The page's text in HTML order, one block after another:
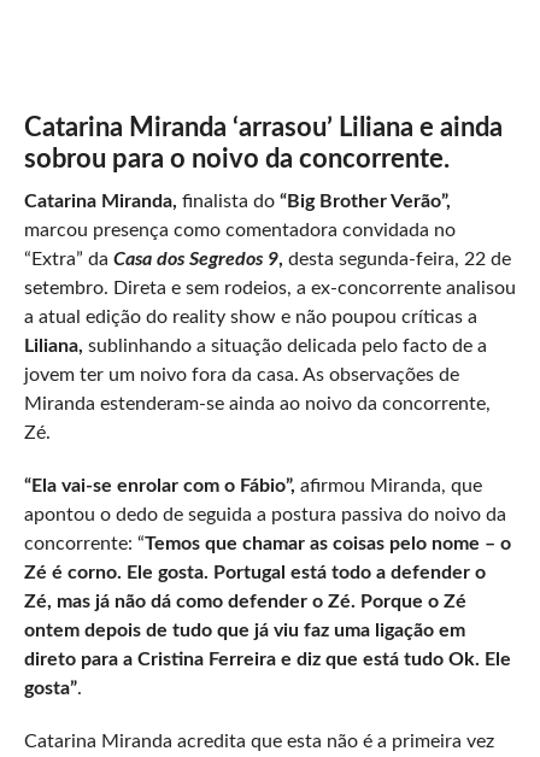
Catarina Miranda ‘arrasou’ Liliana e ainda
sobrou para o noivo da concorrente.
Catarina Miranda, finalista do “Big Brother Verão”,
marcou presença como comentadora convidada no
“Extra” da Casa dos Segredos 9, desta segunda-feira, 22 de
setembro. Direta e sem rodeios, a ex-concorrente analisou
a atual edição do reality show e não poupou críticas a
Liliana, sublinhando a situação delicada pelo facto de a
jovem ter um noivo fora da casa. As observações de
Miranda estenderam-se ainda ao noivo da concorrente,
Zé.
“Ela vai-se enrolar com o Fábio”, afirmou Miranda, que
apontou o dedo de seguida a postura passiva do noivo da
concorrente: “Temos que chamar as coisas pelo nome – o
Zé é corno. Ele gosta. Portugal está todo a defender o
Zé, mas já não dá como defender o Zé. Porque o Zé
ontem depois de tudo que já viu faz uma ligação em
direto para a Cristina Ferreira e diz que está tudo Ok. Ele
gosta”.
Catarina Miranda acredita que esta não é a primeira vez